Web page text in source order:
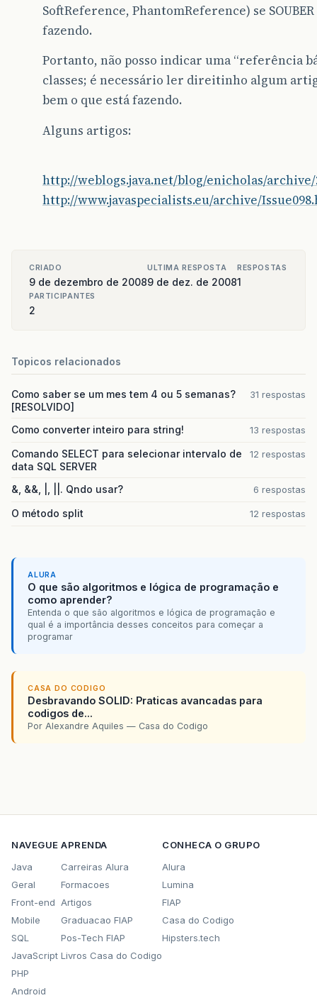
SoftReference, PhantomReference) se
fazendo.
Portanto, não posso indicar uma “referência
classes; é necessário ler direitinho algum
bem o que está fazendo.
Alguns artigos:
http://weblogs.java.net/blog/enicholas/
http://www.javaspecialists.eu/archive/
CRIADO
9 de dezembro de 2008
ULTIMA RESPOSTA
9 de dez. de 2008
RESPOSTAS
1
PARTICIPANTES
2
Topicos relacionados
Como saber se um mes tem 4 ou 5 semanas?
[RESOLVIDO]
31 respostas
Como converter inteiro para string! 13 respostas
Comando SELECT para selecionar intervalo de
data SQL SERVER
12 respostas
&, &&, |, ||. Qndo usar? 6 respostas
O método split 12 respostas
ALURA
O que são algoritmos e lógica de programação e
como aprender?
Entenda o que são algoritmos e lógica de programação e
qual é a importância desses conceitos para começar a
programar
CASA DO CODIGO
Desbravando SOLID: Praticas avancadas para
codigos de...
Por Alexandre Aquiles — Casa do Codigo
NAVEGUE
Java
Geral
Front-end
Mobile
SQL
JavaScript
PHP
Android
APRENDA
Carreiras Alura
Formacoes
Artigos
Graduacao FIAP
Pos-Tech FIAP
Livros Casa do Codigo
CONHECA O GRUPO
Alura
Lumina
FIAP
Casa do Codigo
Hipsters.tech